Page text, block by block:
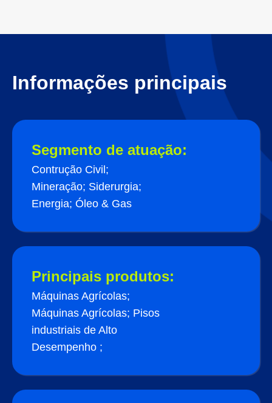
Informações principais
Segmento de atuação:
Contrução Civil;
Mineração; Siderurgia;
Energia; Óleo & Gas
Principais produtos:
Máquinas Agrícolas;
Máquinas Agrícolas; Pisos
industriais de Alto
Desempenho ;